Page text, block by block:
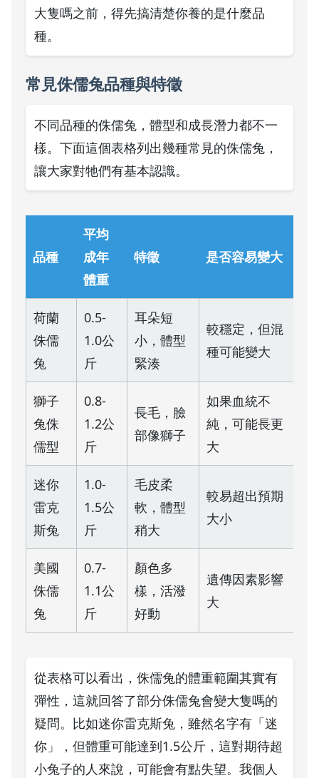
大隻嗎之前，得先搞清楚你養的是什麼品
種。
常見侏儒兔品種與特徵
不同品種的侏儒兔，體型和成長潛力都不一
樣。下面這個表格列出幾種常見的侏儒兔，
讓大家對牠們有基本認識。
品種
平均
成年
體重
特徵 是否容易變大
荷蘭
侏儒
兔
0.5-
1.0公
斤
耳朵短
小，體型
緊湊
較穩定，但混
種可能變大
獅子
兔侏
儒型
0.8-
1.2公
斤
長毛，臉
部像獅子
如果血統不
純，可能長更
大
迷你
雷克
斯兔
1.0-
1.5公
斤
毛皮柔
軟，體型
稍大
較易超出預期
大小
美國
侏儒
兔
0.7-
1.1公
斤
顏色多
樣，活潑
好動
遺傳因素影響
大
從表格可以看出，侏儒兔的體重範圍其實有
彈性，這就回答了部分侏儒兔會變大隻嗎的
疑問。比如迷你雷克斯兔，雖然名字有「迷
你」，但體重可能達到1.5公斤，這對期待超
小兔子的人來說，可能會有點失望。我個人